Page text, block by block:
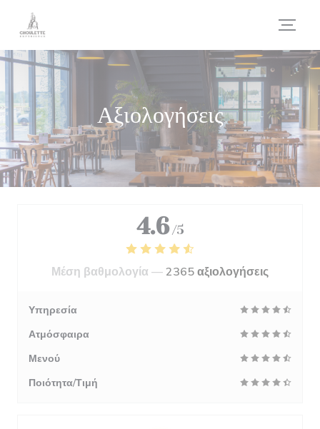
Πίνακας διαχείρισης "Μπισκότων" (Cookies)
Αξιολογήσεις
4.6 /5
Μέση βαθμολογία —2365 αξιολογήσεις
Υπηρεσία
Ατμόσφαιρα
Μενού
Ποιότητα/Τιμή